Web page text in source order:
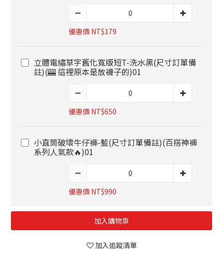
優惠價 NT$179
立體電繡草字舊化寬版短T-洗水黑(尺寸訂單備
註)(🎰 這裡原本是放襪子的)01
優惠價 NT$650
小直筒破壞牛仔褲-藍(尺寸訂單備註)(百搭神褲
系列人氣款🔥)01
優惠價 NT$990
加入購物車
加入追蹤清單